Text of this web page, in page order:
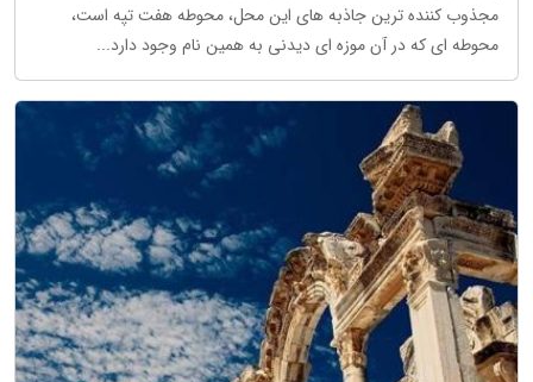
مجذوب کننده ترین جاذبه های این محل، محوطه هفت تپه است،
محوطه ای که در آن موزه ای دیدنی به همین نام وجود دارد...